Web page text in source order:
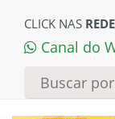
CLICK NAS
Canal do